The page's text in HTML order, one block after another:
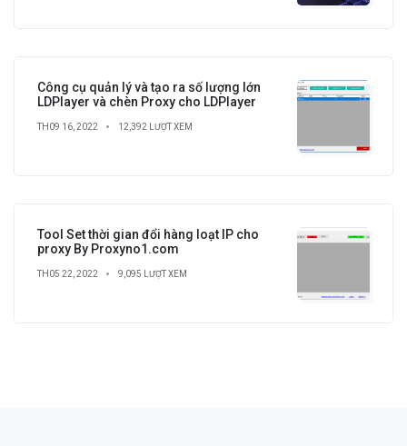
Công cụ quản lý và tạo ra số lượng lớn
LDPlayer và chèn Proxy cho LDPlayer
TH09 16, 2022 12,392 LƯỢT XEM
Tool Set thời gian đổi hàng loạt IP cho
proxy By Proxyno1.com
TH05 22, 2022 9,095 LƯỢT XEM